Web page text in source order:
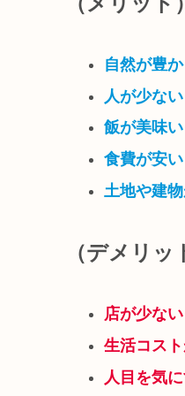
自然が豊
人が少な
飯が美味
食費が安
土地や建
（デメリッ
店が少な
生活コス
人目を気